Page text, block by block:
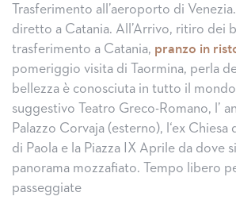
Trasferimento all’aeroporto di
diretto a Catania. All’Arrivo, ritiro dei
trasferimento a Catania, pranzo in
pomeriggio visita di Taormina, perla
bellezza è conosciuta in tutto il
suggestivo Teatro Greco-Romano, l’
Palazzo Corvaja (esterno), l‘ex Chiesa
di Paola e la Piazza IX Aprile da dove
panorama mozzafiato. Tempo libero
passeggiate